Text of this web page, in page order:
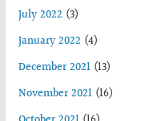
July 2022 (3)
January 2022 (4)
December 2021(13)
November 2021(16)